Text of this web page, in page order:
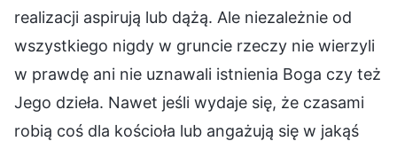
realizacji aspirują lub dążą. Ale niezależnie od
wszystkiego nigdy w gruncie rzeczy nie wierzyli
w prawdę ani nie uznawali istnienia Boga czy też
Jego dzieła. Nawet jeśli wydaje się, że czasami
robią coś dla kościoła lub angażują się w jakąś